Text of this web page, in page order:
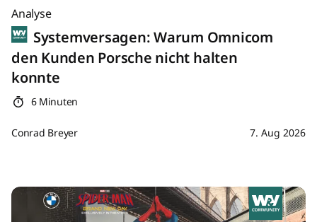
Analyse
Systemversagen: Warum Omnicom
den Kunden Porsche nicht halten
konnte
6 Minuten
Conrad Breyer 7. Aug 2026